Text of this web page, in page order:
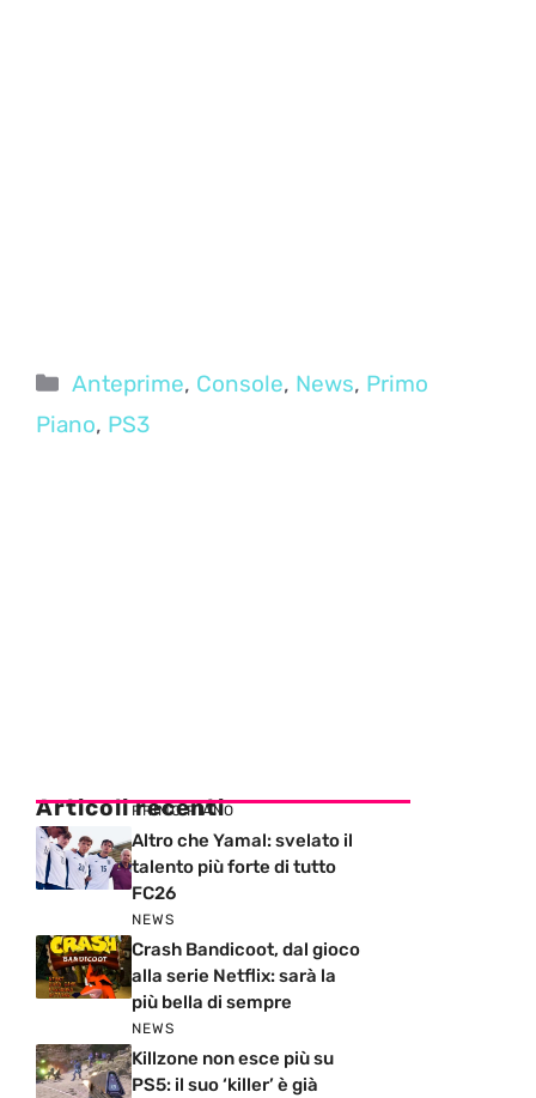
Categorie
Anteprime, Console, News, Primo
Piano, PS3
Articoli recenti
PRIMO PIANO
Altro che Yamal: svelato il
talento più forte di tutto
FC26
NEWS
Crash Bandicoot, dal gioco
alla serie Netflix: sarà la
più bella di sempre
NEWS
Killzone non esce più su
PS5: il suo ‘killer’ è già